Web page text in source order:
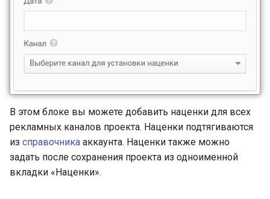
В этом блоке вы можете добавить наценки для всех
рекламных каналов проекта. Наценки подтягиваются
из справочника аккаунта. Наценки также можно
задать после сохранения проекта из одноименной
вкладки «Наценки».